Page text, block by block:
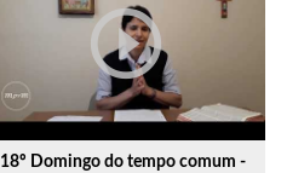
play_circle_outline
18º Domingo do tempo comum -